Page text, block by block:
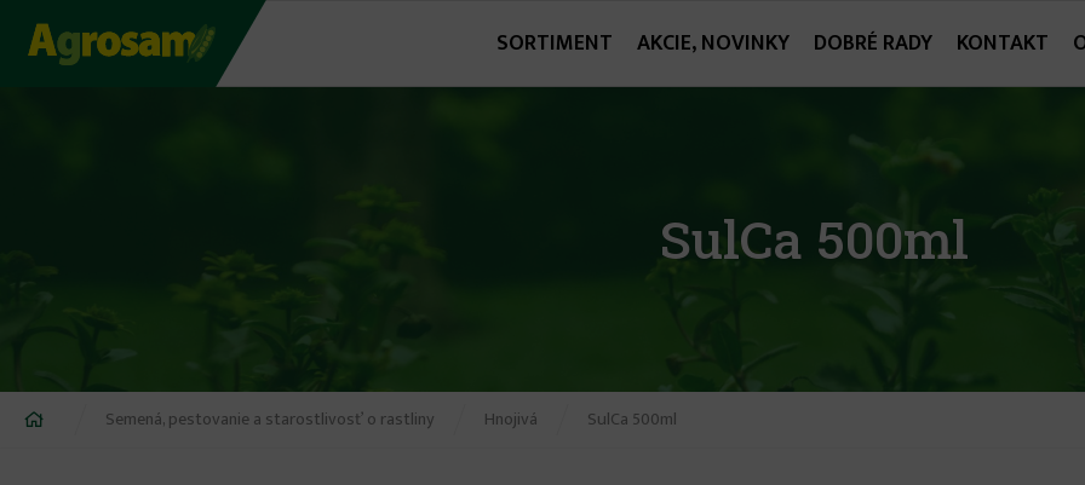
Jump
SORTIMENT AKCIE, NOVINKY DOBRÉ RADY KONTAKT
SulCa 500ml
NachádzateSemená, pestovanie a starostlivosť o rastliny Hnojivá SulCa 500ml